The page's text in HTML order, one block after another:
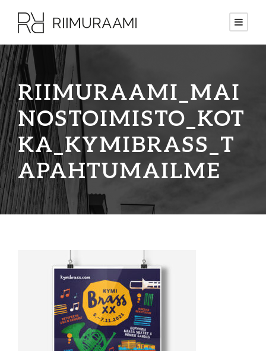
RIIMURAAMI_MAI
NOSTOIMISTO_KOT
KA_KYMIBRASS_T
APAHTUMAILME